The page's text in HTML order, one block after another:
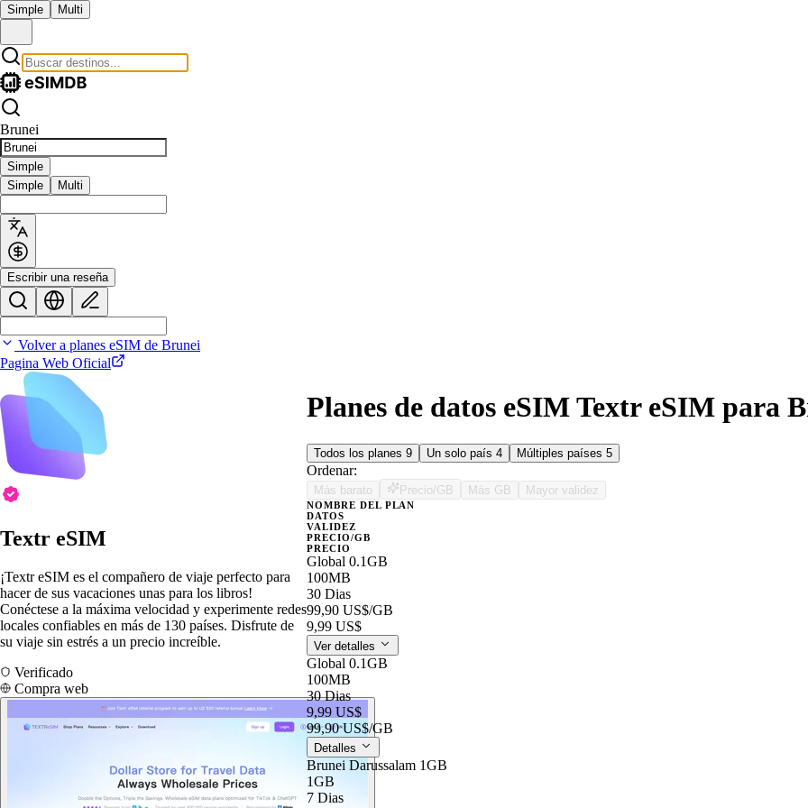
Simple Multi
Brunei
Simple
Simple
Multi
Escribir una reseña
Volver a planes eSIM de Brunei
Pagina Web Oficial
Textr eSIM
¡Textr eSIM es el compañero de viaje perfecto para
hacer de sus vacaciones unas para los libros!
Conéctese a la máxima velocidad y experimente redes
locales confiables en más de 130 países. Disfrute de
su viaje sin estrés a un precio increíble.
Verificado
Compra web
Planes de datos eSIM Textr eSIM para
Todos los planes 9 Un solo país 4 Múltiples países 5
Ordenar:
Más barato Precio/GB Más GB Mayor validez
NOMBRE DEL PLAN
DATOS
VALIDEZ
PRECIO/GB
PRECIO
Global 0.1GB
100MB
30 Dias
99,90 US$/GB
9,99 US$
Ver detalles
Global 0.1GB
100MB
30 Dias
9,99 US$
99,90 US$/GB
Detalles
Brunei Darussalam 1GB
1GB
7 Dias